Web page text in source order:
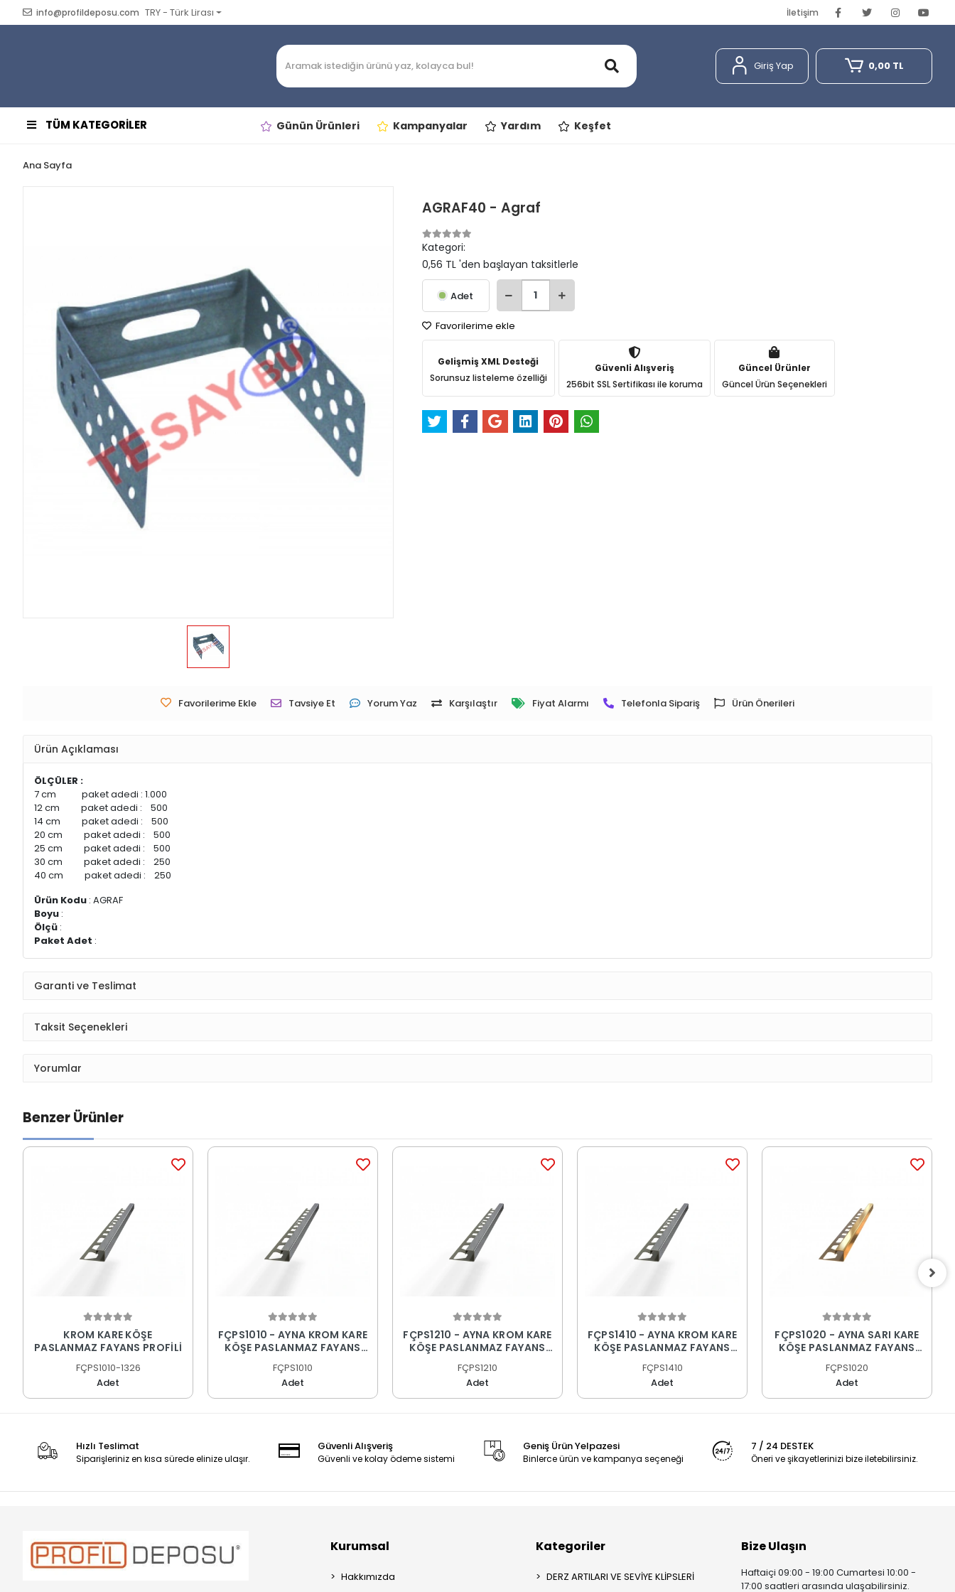
info@profildeposu.com TRY - Türk Lirası İletişim
Giriş Yap 0,00 TL
TÜM KATEGORİLER Günün Ürünleri Kampanyalar Yardım Keşfet
Ana Sayfa
AGRAF40 - Agraf
Kategori:
0,56 TL 'den başlayan taksitlerle
Adet
Favorilerime ekle
Gelişmiş XML Desteği
Sorunsuz listeleme özelliği
Güvenli Alışveriş
256bit SSL Sertifikası ile koruma
Güncel Ürünler
Güncel Ürün Seçenekleri
Favorilerime Ekle Tavsiye Et Yorum Yaz Karşılaştır Fiyat Alarmı Telefonla Sipariş Ürün Önerileri
Ürün Açıklaması
ÖLÇÜLER :
7 cm paket adedi : 1.000
12 cm paket adedi : 500
14 cm paket adedi : 500
20 cm paket adedi : 500
25 cm paket adedi : 500
30 cm paket adedi : 250
40 cm paket adedi : 250
Ürün Kodu : AGRAF
Boyu :
Ölçü :
Paket Adet :
Garanti ve Teslimat
Taksit Seçenekleri
Yorumlar
Benzer Ürünler
KROM KARE KÖŞE
PASLANMAZ FAYANS PROFİLİ
FÇPS1010-1326
Adet
FÇPS1010 - AYNA KROM KARE
KÖŞE PASLANMAZ FAYANS
FÇPS1010
Adet
FÇPS1210 - AYNA KROM KARE
KÖŞE PASLANMAZ FAYANS
FÇPS1210
Adet
FÇPS1410 - AYNA KROM KARE
KÖŞE PASLANMAZ FAYANS
FÇPS1410
Adet
FÇPS1020 - AYNA SARI KARE
KÖŞE PASLANMAZ FAYANS
FÇPS1020
Adet
Hızlı Teslimat
Siparişleriniz en kısa sürede elinize ulaşır.
Güvenli Alışveriş
Güvenli ve kolay ödeme sistemi
Geniş Ürün Yelpazesi
Binlerce ürün ve kampanya seçeneği
7 / 24 DESTEK
Öneri ve şikayetlerinizi bize iletebilirsiniz.
Kurumsal
Hakkımızda
Kategoriler
DERZ ARTILARI VE SEVİYE KLİPSLERİ
Bize Ulaşın
Haftaiçi 09:00 - 19:00 Cumartesi 10:00 -
17:00 saatleri arasında ulaşabilirsiniz.